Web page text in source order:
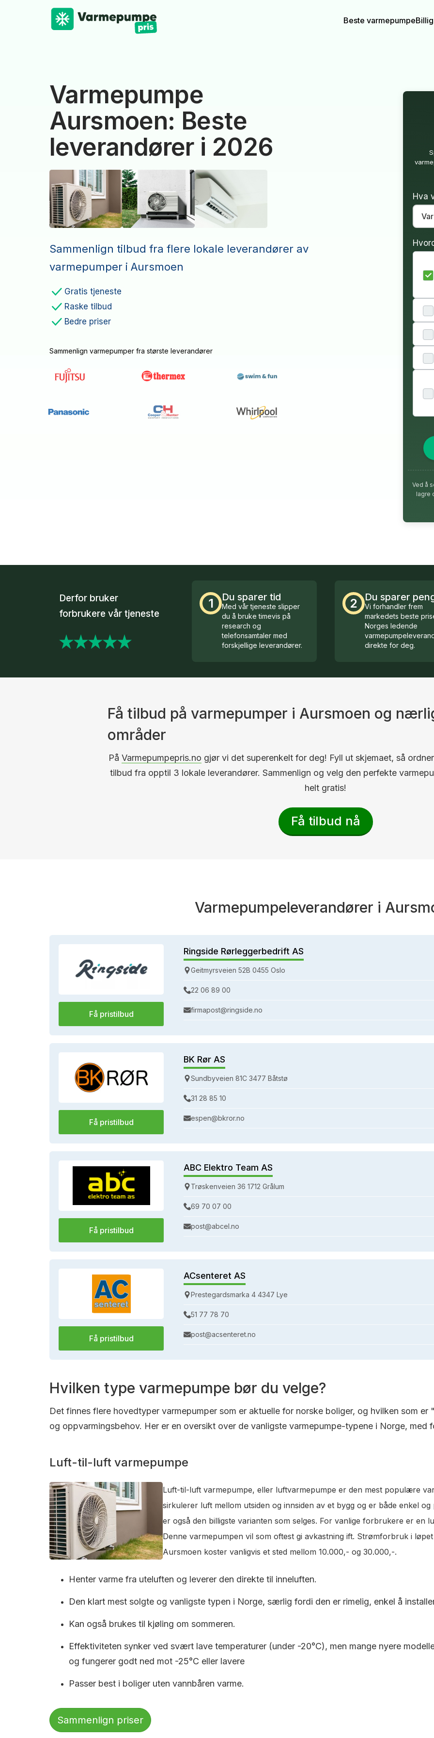
Beste varmepumpe
Varmepumpe
Aursmoen: Beste
leverandører i 2026
Sammenlign tilbud fra flere lokale leverandører av
varmepumper i Aursmoen
Gratis tjeneste
Raske tilbud
Bedre priser
Sammenlign varmepumper fra største leverandører
Hva
Ved å
lagre
Derfor bruker
forbrukere vår tjeneste
1 Du sparer tid
Med vår tjeneste slipper
du å bruke timevis på
research og
telefonsamtaler med
forskjellige leverandører.
2 Du sparer
Vi forhandler frem
markedets beste
Norges ledende
direkte for deg.
Få tilbud på varmepumper i Aursmoen og
områder
På Varmepumpepris.no gjør vi det superenkelt for deg! Fyll ut skjemaet, så
tilbud fra opptil 3 lokale leverandører. Sammenlign og velg den perfekte
helt gratis!
Få tilbud nå
Varmepumpeleverandører i
Få pristilbud
Ringside Rørleggerbedrift AS
Geitmyrsveien 52B 0455 Oslo
22 06 89 00
firmapost@ringside.no
Få pristilbud
BK Rør AS
Sundbyveien 81C 3477 Båtstø
31 28 85 10
espen@bkror.no
Få pristilbud
ABC Elektro Team AS
Trøskenveien 36 1712 Grålum
69 70 07 00
post@abcel.no
Få pristilbud
ACsenteret AS
Prestegardsmarka 4 4347 Lye
51 77 78 70
post@acsenteret.no
Hvilken type varmepumpe bør du velge?
Det finnes flere hovedtyper varmepumper som er aktuelle for norske boliger, og hvilken som er
og oppvarmingsbehov. Her er en oversikt over de vanligste varmepumpe-typene i Norge, med
Luft-til-luft varmepumpe
Luft-til-luft varmepumpe, eller luftvarmepumpe er den mest populære
sirkulerer luft mellom utsiden og innsiden av et bygg og er både enkel
er også den billigste varianten som selges. For vanlige forbrukere er en
Denne varmepumpen vil som oftest gi avkastning ift. Strømforbruk i
Aursmoen koster vanligvis et sted mellom 10.000,- og 30.000,-.
Henter varme fra uteluften og leverer den direkte til inneluften.
Den klart mest solgte og vanligste typen i Norge, særlig fordi den er rimelig, enkel å
Kan også brukes til kjøling om sommeren.
Effektiviteten synker ved svært lave temperaturer (under -20°C), men mange nyere
og fungerer godt ned mot -25°C eller lavere
Passer best i boliger uten vannbåren varme.
Sammenlign priser